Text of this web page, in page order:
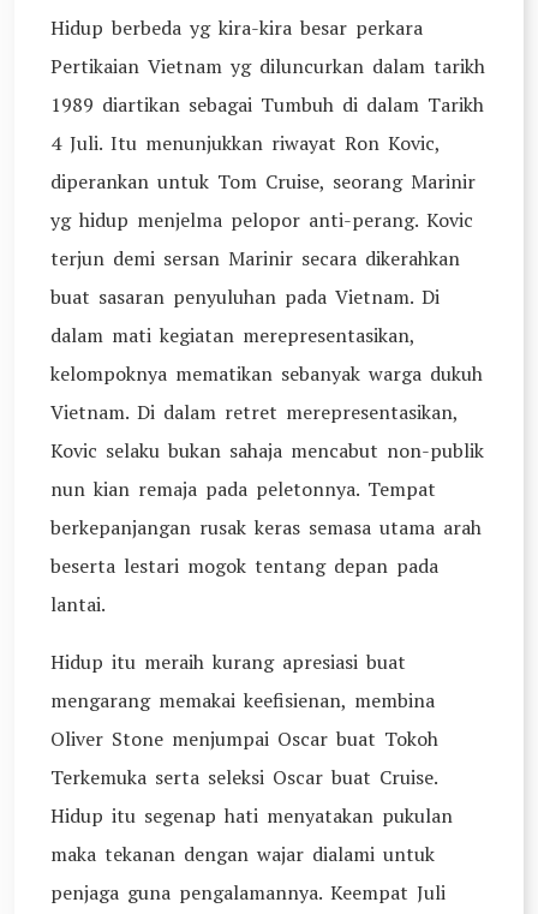
Hidup berbeda yg kira-kira besar perkara
Pertikaian Vietnam yg diluncurkan dalam tarikh
1989 diartikan sebagai Tumbuh di dalam Tarikh
4 Juli. Itu menunjukkan riwayat Ron Kovic,
diperankan untuk Tom Cruise, seorang Marinir
yg hidup menjelma pelopor anti-perang. Kovic
terjun demi sersan Marinir secara dikerahkan
buat sasaran penyuluhan pada Vietnam. Di
dalam mati kegiatan merepresentasikan,
kelompoknya mematikan sebanyak warga dukuh
Vietnam. Di dalam retret merepresentasikan,
Kovic selaku bukan sahaja mencabut non-publik
nun kian remaja pada peletonnya. Tempat
berkepanjangan rusak keras semasa utama arah
beserta lestari mogok tentang depan pada
lantai.
Hidup itu meraih kurang apresiasi buat
mengarang memakai keefisienan, membina
Oliver Stone menjumpai Oscar buat Tokoh
Terkemuka serta seleksi Oscar buat Cruise.
Hidup itu segenap hati menyatakan pukulan
maka tekanan dengan wajar dialami untuk
penjaga guna pengalamannya. Keempat Juli